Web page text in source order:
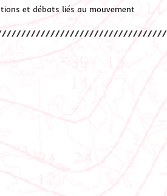
et débats liés au mouvement